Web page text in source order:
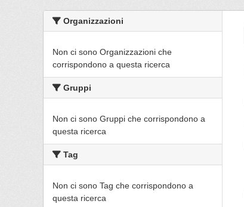
Organizzazioni
Non ci sono Organizzazioni che
corrispondono a questa ricerca
Gruppi
Non ci sono Gruppi che corrispondono a
questa ricerca
Tag
Non ci sono Tag che corrispondono a
questa ricerca